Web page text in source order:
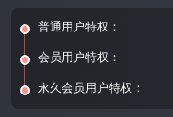
普通用户特权：
会员用户特权：
永久会员用户特权：